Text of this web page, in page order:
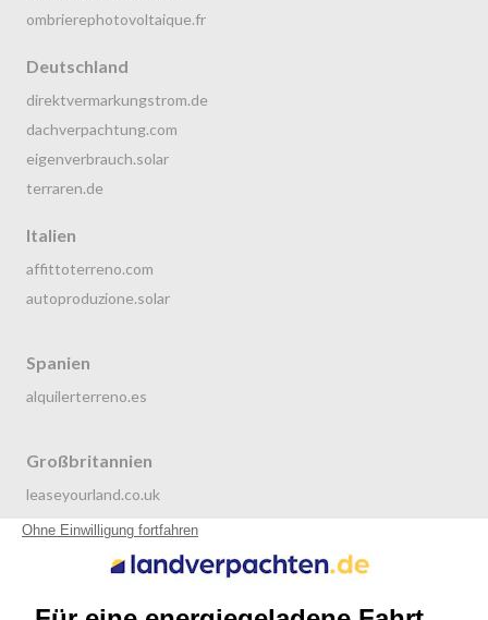
ombrierephotovoltaique.fr
Deutschland
direktvermarkungstrom.de
dachverpachtung.com
eigenverbrauch.solar
terraren.de
Italien
affittoterreno.com
autoproduzione.solar
Spanien
alquilerterreno.es
Großbritannien
leaseyourland.co.uk
terraren.com